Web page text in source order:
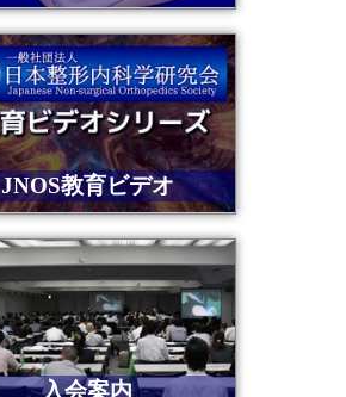
JNOS教育ビデオ
入会案内